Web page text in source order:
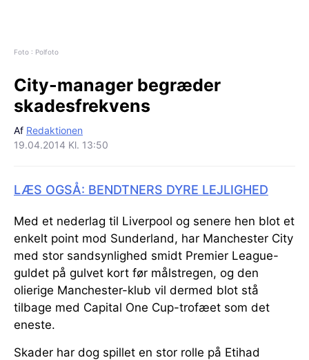
Foto : Polfoto
City-manager begræder
skadesfrekvens
Af Redaktionen
19.04.2014 Kl. 13:50
LÆS OGSÅ: BENDTNERS DYRE LEJLIGHED
Med et nederlag til Liverpool og senere hen blot et
enkelt point mod Sunderland, har Manchester City
med stor sandsynlighed smidt Premier League-
guldet på gulvet kort før målstregen, og den
olierige Manchester-klub vil dermed blot stå
tilbage med Capital One Cup-trofæet som det
eneste.
Skader har dog spillet en stor rolle på Etihad